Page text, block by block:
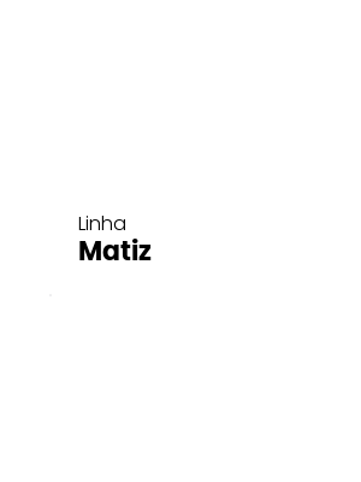
Linha
Matiz